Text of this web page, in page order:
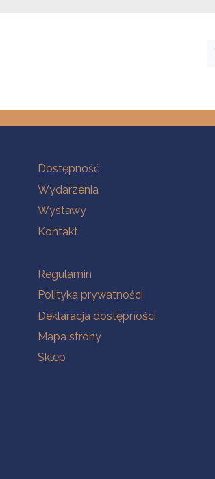
Na skróty
Dostępność
Wydarzenia
Wystawy
Kontakt
Na skróty
Regulamin
Polityka prywatności
Deklaracja dostępności
Mapa strony
Sklep